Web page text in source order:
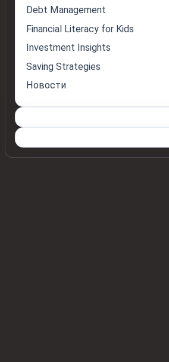
Debt Management
Financial Literacy for Kids
Investment Insights
Saving Strategies
Новости